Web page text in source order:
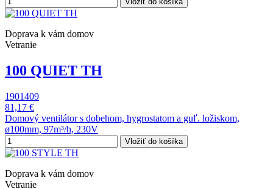
Doprava k vám domov
Vetranie
100 QUIET TH
1901409
81,17 €
Domový ventilátor s dobehom, hygrostatom a guľ. ložiskom,
ø100mm, 97m³/h, 230V
Vložiť do košíka
Doprava k vám domov
Vetranie